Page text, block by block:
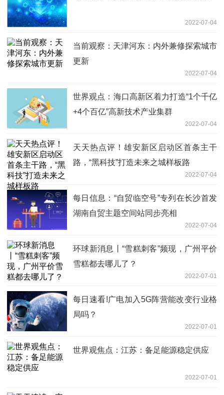
2022-07-04
当前观察：天津河东：内外兼修探索城市
更新
2022-07-04
世界观点：海口高新区着力打造“1个千亿
+4个百亿”高新技术产业集群
2022-07-04
天天热点评！雄安新区启动区首条主干
路，“黑科技”打造未来之城样板路
2022-07-04
每日信息：“自贸临空号”专列在长沙首发
湖南自贸主题空间站同步亮相
2022-07-04
环球新消息丨“雪糕刺客”频现，广州平价
雪糕都去哪儿了？
2022-07-01
每日速看!广电加入5G阵营能改变行业格
局吗？
2022-07-01
世界观焦点：江苏：备足能源稳定供应
2022-07-01